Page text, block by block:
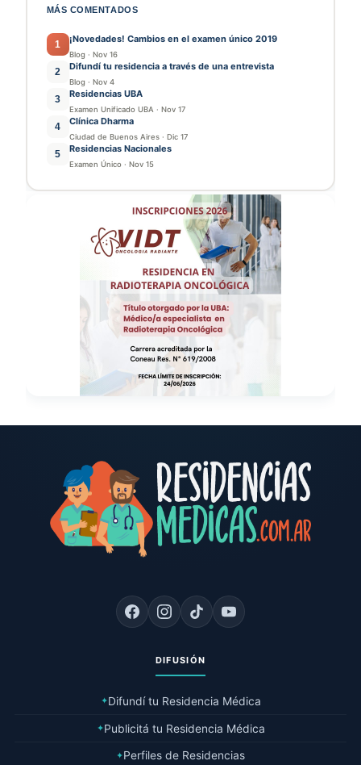
MÁS COMENTADOS
1 ¡Novedades! Cambios en el examen único 2019
Blog · Nov 16
2 Difundí tu residencia a través de una entrevista
Blog · Nov 4
3 Residencias UBA
Examen Unificado UBA · Nov 17
4 Clínica Dharma
Ciudad de Buenos Aires · Dic 17
5 Residencias Nacionales
Examen Único · Nov 15
DIFUSIÓN
✦Difundí tu Residencia Médica
✦Publicitá tu Residencia Médica
✦Perfiles de Residencias